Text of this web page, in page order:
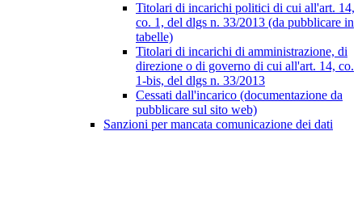
Titolari di incarichi politici di cui all'art. 14,
co. 1, del dlgs n. 33/2013 (da pubblicare in
tabelle)
Titolari di incarichi di amministrazione, di
direzione o di governo di cui all'art. 14, co.
1-bis, del dlgs n. 33/2013
Cessati dall'incarico (documentazione da
pubblicare sul sito web)
Sanzioni per mancata comunicazione dei dati